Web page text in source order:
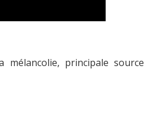
principale source